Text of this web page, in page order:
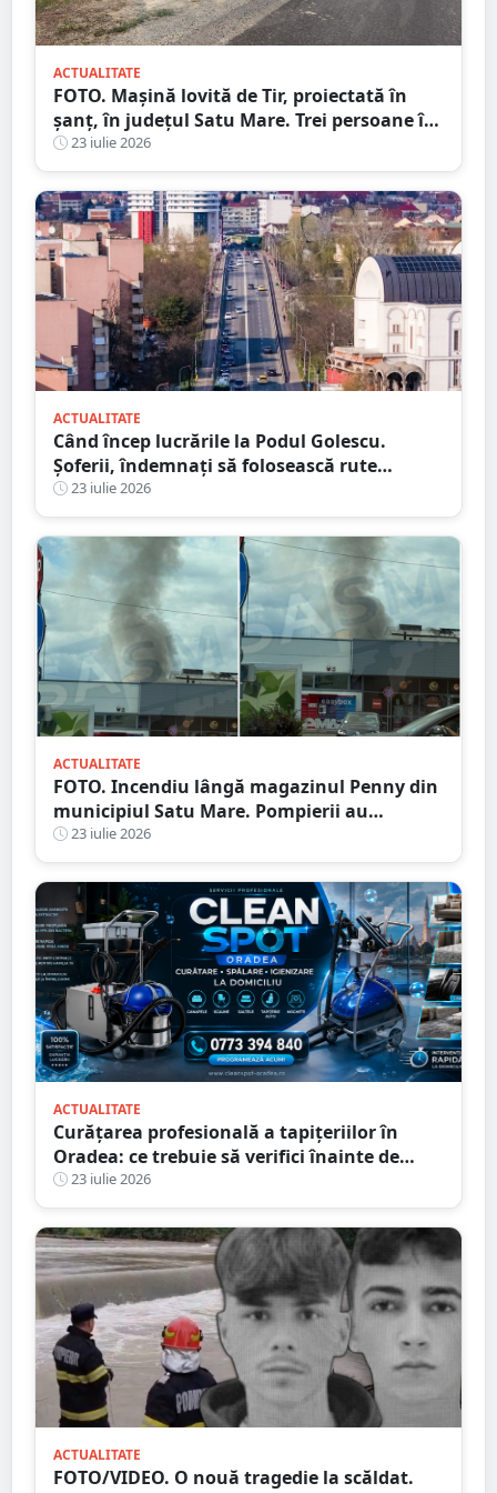
ACTUALITATE
FOTO. Mașină lovită de Tir, proiectată în
șanț, în județul Satu Mare. Trei persoane în
mașină, una la Urgență
23 iulie 2026
ACTUALITATE
Când încep lucrările la Podul Golescu.
Șoferii, îndemnați să folosească rute
alternative
23 iulie 2026
ACTUALITATE
FOTO. Incendiu lângă magazinul Penny din
municipiul Satu Mare. Pompierii au
intervenit rapid
23 iulie 2026
ACTUALITATE
Curățarea profesională a tapițeriilor în
Oradea: ce trebuie să verifici înainte de
programare
23 iulie 2026
ACTUALITATE
FOTO/VIDEO. O nouă tragedie la scăldat.